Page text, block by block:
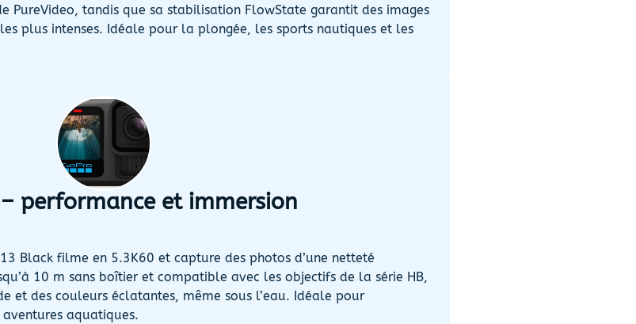
PureVideo, tandis que sa stabilisation FlowState garantit des images
plus intenses. Idéale pour la plongée, les sports nautiques et les
– performance et immersion
Black filme en 5.3K60 et capture des photos d’une netteté
10 m sans boîtier et compatible avec les objectifs de la série HB,
des couleurs éclatantes, même sous l’eau. Idéale pour
aquatiques.